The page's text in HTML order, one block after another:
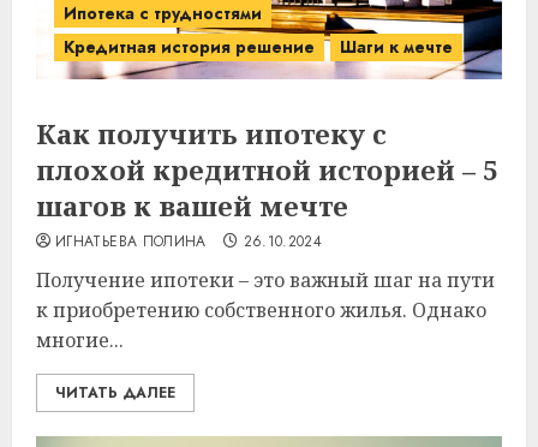
Ипотека с трудностями
Кредитная история решение
Шаги к мечте
Как получить ипотеку с
плохой кредитной историей – 5
шагов к вашей мечте
ИГНАТЬЕВА ПОЛИНА 26.10.2024
Получение ипотеки – это важный шаг на пути
к приобретению собственного жилья. Однако
многие...
ЧИТАТЬ ДАЛЕЕ